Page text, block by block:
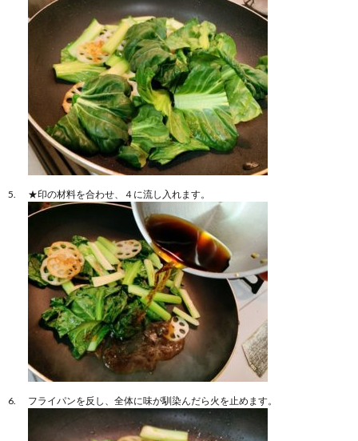
★印の材料を合わせ、４に流し入れます。
フライパンを反し、全体に味が馴染んだら火を止めます。